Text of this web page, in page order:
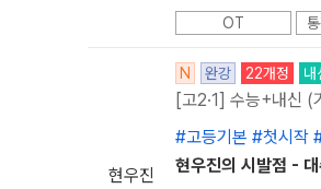
OT
현우진
N 완강 22개정 내
[고2·1] 수능+내신 (
#고등기본 #첫시작
현우진의 시발점 -